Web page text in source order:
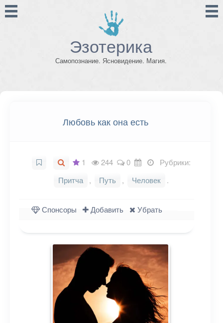
Эзотерика
Самопознание. Ясновидение. Магия.
Любовь как она есть
1 244 0
Рубрики:
Притча
, Путь , Человек .
Спонсоры Добавить Убрать